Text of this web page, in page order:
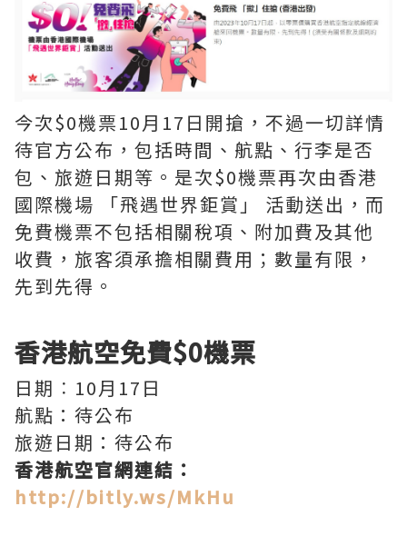
今次$0機票10月17日開搶，不過一切詳情
待官方公布，包括時間、航點、行李是否
包、旅遊日期等。是次$0機票再次由香港
國際機場 「飛遇世界鉅賞」 活動送出，而
免費機票不包括相關稅項、附加費及其他
收費，旅客須承擔相關費用；數量有限，
先到先得。
香港航空免費$0機票
日期︰10月17日
航點：待公布
旅遊日期：待公布
香港航空官網連結：
http://bitly.ws/MkHu